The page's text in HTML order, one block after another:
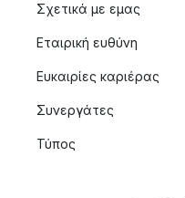
Σχετικά με εμας
Εταιρική ευθύνη
Ευκαιρίες καριέρας
Συνεργάτες
Τύπος